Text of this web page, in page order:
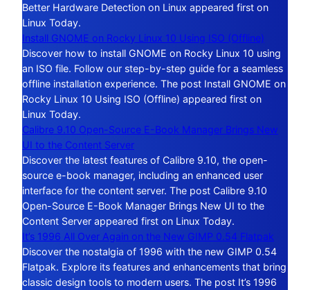
Better Hardware Detection on Linux appeared first on
Linux Today.
Install GNOME on Rocky Linux 10 Using ISO (Offline)
Discover how to install GNOME on Rocky Linux 10 using
an ISO file. Follow our step-by-step guide for a seamless
offline installation experience. The post Install GNOME on
Rocky Linux 10 Using ISO (Offline) appeared first on
Linux Today.
Calibre 9.10 Open-Source E-Book Manager Brings New
UI to the Content Server
Discover the latest features of Calibre 9.10, the open-
source e-book manager, including an enhanced user
interface for the content server. The post Calibre 9.10
Open-Source E-Book Manager Brings New UI to the
Content Server appeared first on Linux Today.
It’s 1996 All Over Again on the New GIMP 0.54 Flatpak
Discover the nostalgia of 1996 with the new GIMP 0.54
Flatpak. Explore its features and enhancements that bring
classic design tools to modern users. The post It’s 1996